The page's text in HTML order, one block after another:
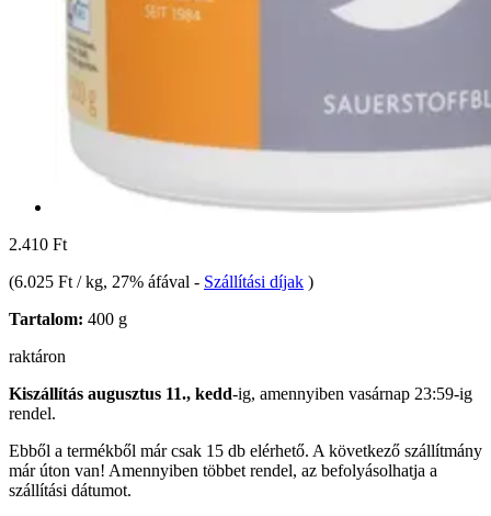
2.410 Ft
(6.025 Ft / kg, 27% áfával - Szállítási díjak )
Tartalom: 400 g
raktáron
Kiszállítás augusztus 11., kedd-ig, amennyiben vasárnap 23:59-ig
rendel.
Ebből a termékből már csak 15 db elérhető. A következő szállítmány
már úton van! Amennyiben többet rendel, az befolyásolhatja a
szállítási dátumot.